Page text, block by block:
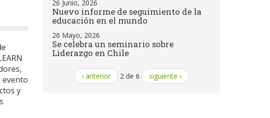
evento
y
26 Junio, 2026
Nuevo informe de seguimiento de la
educación en el mundo
26 Mayo, 2026
Se celebra un seminario sobre
Liderazgo en Chile
‹ anterior 2 de 6 siguiente ›